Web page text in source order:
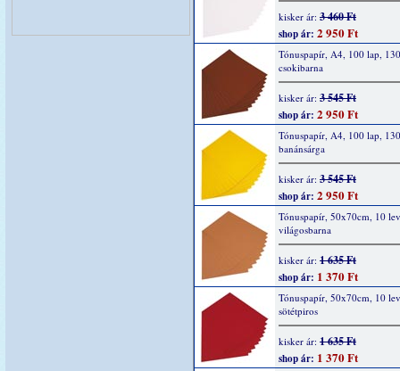
kisker ár: 3 460 Ft
shop ár: 2 950 Ft
Tónuspapír, A4, 100 lap,
csokibarna
kisker ár: 3 545 Ft
shop ár: 2 950 Ft
Tónuspapír, A4, 100 lap,
banánsárga
kisker ár: 3 545 Ft
shop ár: 2 950 Ft
Tónuspapír, 50x70cm, 10
világosbarna
kisker ár: 1 635 Ft
shop ár: 1 370 Ft
Tónuspapír, 50x70cm, 10
sötétpiros
kisker ár: 1 635 Ft
shop ár: 1 370 Ft